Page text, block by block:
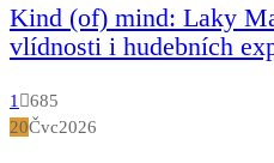
Kind (of) mind: Laky
vlídnosti i hudebních
1
685
20Čvc2026